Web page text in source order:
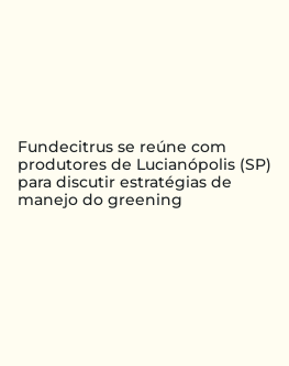
Fundecitrus se reúne com
produtores de Lucianópolis (SP)
para discutir estratégias de
manejo do greening